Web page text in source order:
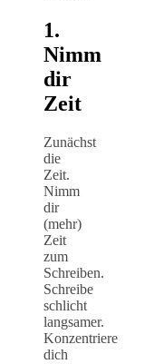
1.
Nimm
dir
Zeit
Zunächst
die
Zeit.
Nimm
dir
(mehr)
Zeit
zum
Schreiben.
Schreibe
schlicht
langsamer.
Konzentriere
dich